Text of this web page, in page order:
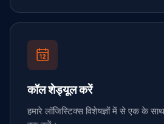
कॉल शेड्यूल करें
हमारे लॉजिस्टिक्स विशेषज्ञों में से एक के